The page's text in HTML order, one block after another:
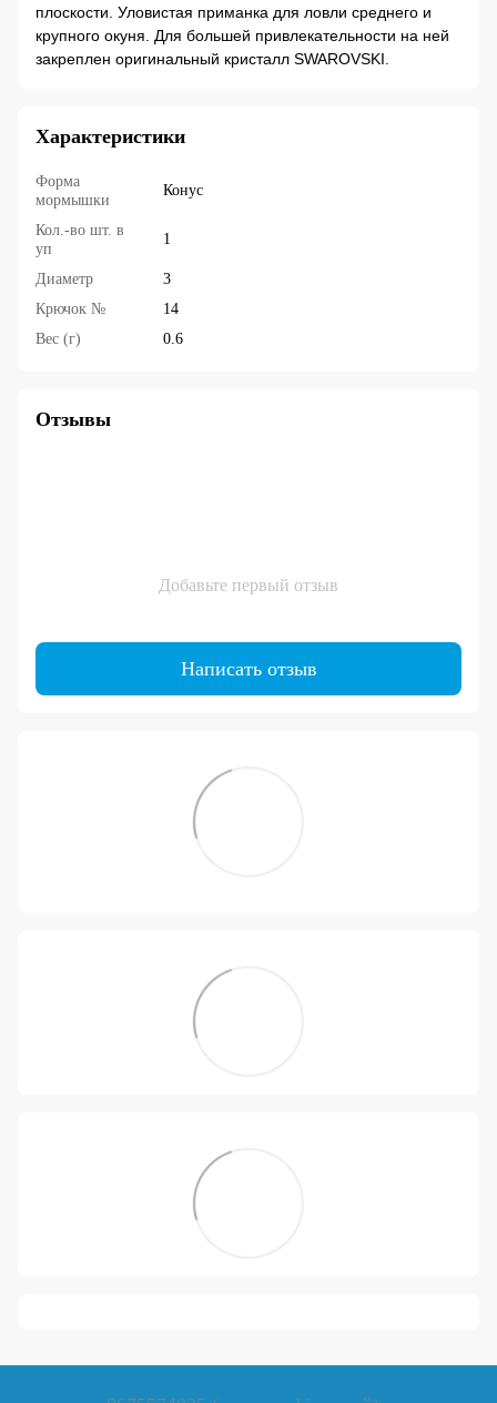
плоскости. Уловистая приманка для ловли среднего и
крупного окуня. Для большей привлекательности на ней
закреплен оригинальный кристалл SWAROVSKI.
Характеристики
Форма
мормышки
Конус
Кол.-во шт. в
уп
1
Диаметр
3
Крючок №
14
Вес (г)
0.6
Отзывы
Добавьте первый отзыв
Написать отзыв